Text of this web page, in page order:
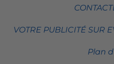
VOTRE PUBLICITÉ SUR
Plan